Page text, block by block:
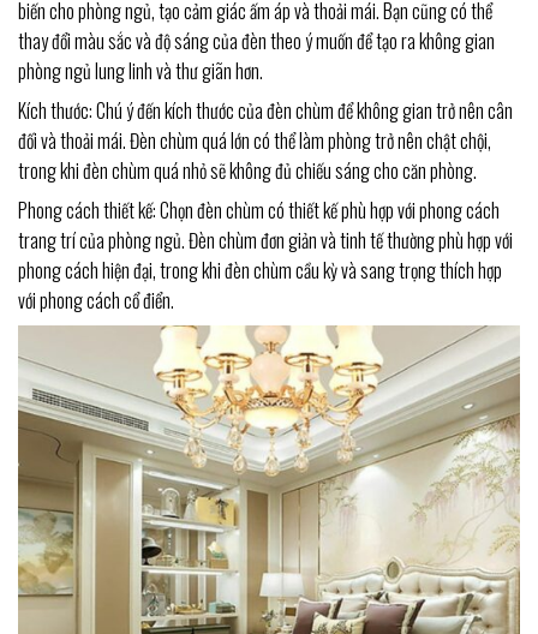
biến cho phòng ngủ, tạo cảm giác ấm áp và thoải mái. Bạn cũng có thể
thay đổi màu sắc và độ sáng của đèn theo ý muốn để tạo ra không gian
phòng ngủ lung linh và thư giãn hơn.
Kích thước: Chú ý đến kích thước của đèn chùm để không gian trở nên cân
đối và thoải mái. Đèn chùm quá lớn có thể làm phòng trở nên chật chội,
trong khi đèn chùm quá nhỏ sẽ không đủ chiếu sáng cho căn phòng.
Phong cách thiết kế: Chọn đèn chùm có thiết kế phù hợp với phong cách
trang trí của phòng ngủ. Đèn chùm đơn giản và tinh tế thường phù hợp với
phong cách hiện đại, trong khi đèn chùm cầu kỳ và sang trọng thích hợp
với phong cách cổ điển.